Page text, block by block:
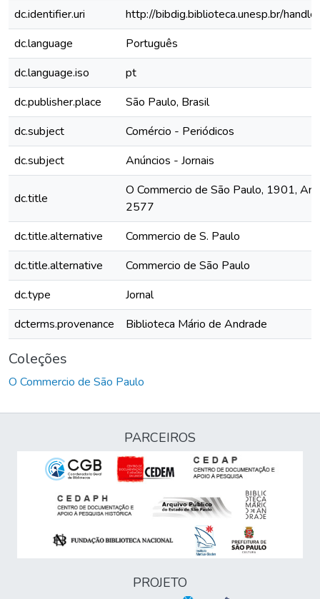
dc.identifier.uri
http://bibdig.biblioteca.unesp.br/
dc.language
Português
dc.language.iso
pt
dc.publisher.place
São Paulo, Brasil
dc.subject
Comércio - Periódicos
dc.subject
Anúncios - Jornais
dc.title
O Commercio de São Paulo, 1901,
2577
dc.title.alternative
Commercio de S. Paulo
dc.title.alternative
Commercio de São Paulo
dc.type
Jornal
dcterms.provenance
Biblioteca Mário de Andrade
Coleções
O Commercio de São Paulo
PARCEIROS
PROJETO